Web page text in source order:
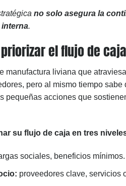
no solo asegura la
interna.
el flujo de
manufactura liviana que
pero al mismo tiempo sabe
pequeñas acciones que
su flujo de caja en tres
sociales, beneficios mínimos.
proveedores clave, servicios